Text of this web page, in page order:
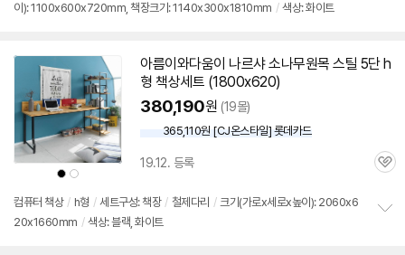
이): 1100x600x720mm, 책장크기: 1140x300x1810mm / 색상: 화이트
치
상
품
상
상
품
상
아름이와다움이 나르샤 소나무원목 스틸 5단h
형 책상세트 (1800x620)
380,190원 (19몰)
365,110원 [CJ온스타일] 롯데카드
19.12. 등록
관
컴퓨터 책상 / h형 / 세트구성: 책장 / 철제다리 / 크기(가로x세로x높이): 2060x6
20x1660mm / 색상: 블랙, 화이트